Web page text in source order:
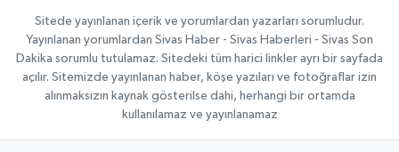
Sitede yayınlanan içerik ve yorumlardan yazarları sorumludur.
Yayınlanan yorumlardan Sivas Haber - Sivas Haberleri - Sivas Son
Dakika sorumlu tutulamaz. Sitedeki tüm harici linkler ayrı bir sayfada
açılır. Sitemizde yayınlanan haber, köşe yazıları ve fotoğraflar izin
alınmaksızın kaynak gösterilse dahi, herhangi bir ortamda
kullanılamaz ve yayınlanamaz